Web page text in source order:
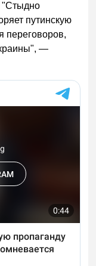
"Стыдно
путинскую
переговоров,
—